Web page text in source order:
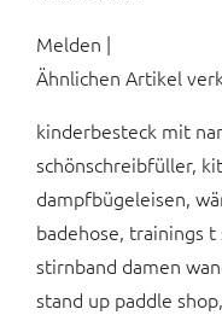
Melden |
Ähnlichen Artikel
kinderbesteck mit
schönschreibfüller,
dampfbügeleisen,
badehose, trainings
stirnband damen
stand up paddle